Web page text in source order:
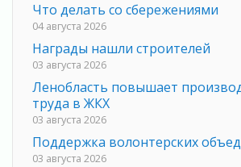
Что делать со сбережениями
04 августа 2026
Награды нашли строителей
03 августа 2026
Ленобласть повышает
труда в ЖКХ
03 августа 2026
Поддержка волонтерских
03 августа 2026